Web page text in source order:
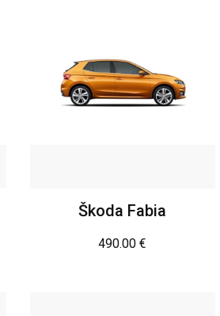
Škoda Fabia
490.00€